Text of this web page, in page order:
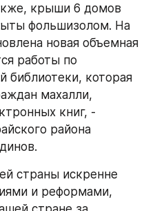
крыши 6 домов
фольшизолом. На
новая объемная
работы по
библиотеки, которая
махалли,
книг, -
района
страны искренне
и реформами,